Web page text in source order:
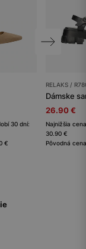
30 dní:
€
RELAKS /
Dámske
26.90 €
Najnižšia
30.90 €
Pôvodná